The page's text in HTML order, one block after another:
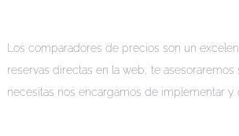
Los comparadores de precios son un
reservas directas en la web, te
necesitas nos encargamos de implementar